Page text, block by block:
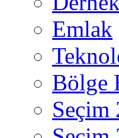
Emlak
Bölge
Seçim